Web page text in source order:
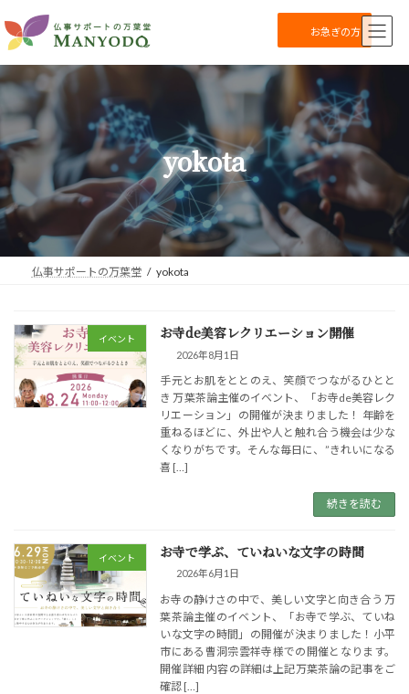
ン
テ
ン
ツ
ス
ッ
ビ
ゲ
ー
シ
ン
移
お急ぎの方
yokota
仏事サポートの万葉堂 yokota
イベント お寺de美容レクリエーション開催
2026年8月1日
手元とお肌をととのえ、笑顔でつながるひとと
き 万葉茶論主催のイベント、「お寺de美容レク
リエーション」の開催が決まりました！ 年齢を
重ねるほどに、外出や人と触れ合う機会は少な
くなりがちです。そんな毎日に、”きれいになる
喜 […]
続きを読む
イベント お寺で学ぶ、ていねいな文字の時間
2026年6月1日
お寺の静けさの中で、美しい文字と向き合う 万
葉茶論主催のイベント、「お寺で学ぶ、ていね
いな文字の時間」の開催が決まりました！小平
市にある曹洞宗雲祥寺様での開催となります。
開催詳細 内容の詳細は上記万葉茶論の記事をご
確認 […]